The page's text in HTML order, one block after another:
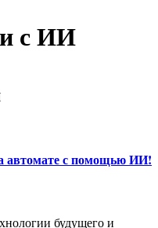
с ИИ
автомате с помощью ИИ!